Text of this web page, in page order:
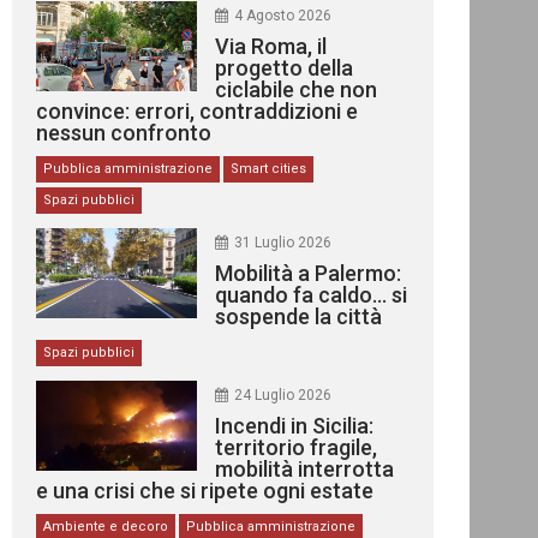
4 Agosto 2026
Via Roma, il
progetto della
ciclabile che non
convince: errori, contraddizioni e
nessun confronto
Pubblica amministrazione
Smart cities
Spazi pubblici
31 Luglio 2026
Mobilità a Palermo:
quando fa caldo… si
sospende la città
Spazi pubblici
24 Luglio 2026
Incendi in Sicilia:
territorio fragile,
mobilità interrotta
e una crisi che si ripete ogni estate
Ambiente e decoro Pubblica amministrazione